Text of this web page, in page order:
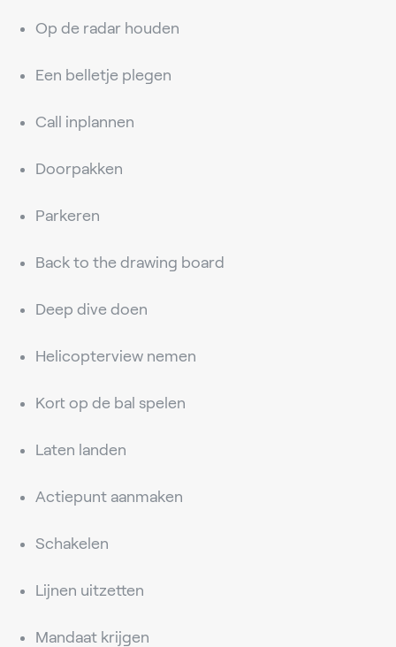
Op de radar houden
Een belletje plegen
Call inplannen
Doorpakken
Parkeren
Back to the drawing board
Deep dive doen
Helicopterview nemen
Kort op de bal spelen
Laten landen
Actiepunt aanmaken
Schakelen
Lijnen uitzetten
Mandaat krijgen